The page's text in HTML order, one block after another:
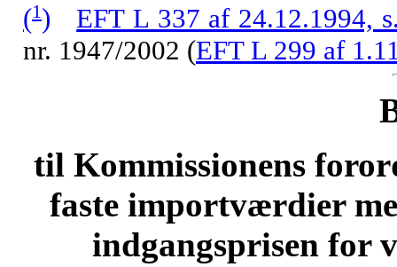
(1)
EFT L 337 af 24.12.1994,
nr. 1947/2002 (EFT L 299 af
til Kommissionens
faste importværdier
indgangsprisen for